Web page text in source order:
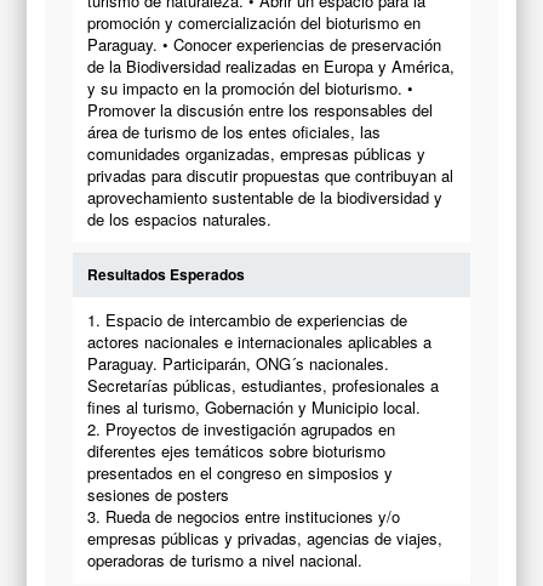
promoción y comercialización del bioturismo en
Paraguay. • Conocer experiencias de preservación
de la Biodiversidad realizadas en Europa y América,
y su impacto en la promoción del bioturismo. •
Promover la discusión entre los responsables del
área de turismo de los entes oficiales, las
comunidades organizadas, empresas públicas y
privadas para discutir propuestas que contribuyan al
aprovechamiento sustentable de la biodiversidad y
de los espacios naturales.
Resultados Esperados
1. Espacio de intercambio de experiencias de
actores nacionales e internacionales aplicables a
Paraguay. Participarán, ONG´s nacionales.
Secretarías públicas, estudiantes, profesionales a
fines al turismo, Gobernación y Municipio local.
2. Proyectos de investigación agrupados en
diferentes ejes temáticos sobre bioturismo
presentados en el congreso en simposios y
sesiones de posters
3. Rueda de negocios entre instituciones y/o
empresas públicas y privadas, agencias de viajes,
operadoras de turismo a nivel nacional.